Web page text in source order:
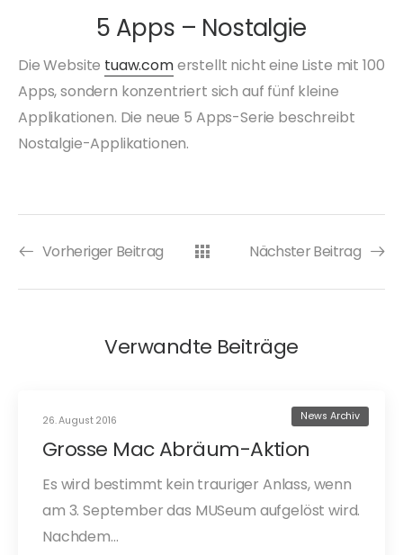
5 Apps – Nostalgie
Die Website tuaw.comerstellt nicht eine Liste mit 100
Apps, sondern konzentriert sich auf fünf kleine
Applikationen. Die neue 5 Apps-Serie beschreibt
Nostalgie-Applikationen.
Vorheriger Beitrag Nächster Beitrag
Verwandte Beiträge
26. August 2016 News Archiv
Grosse Mac Abräum-Aktion
Es wird bestimmt kein trauriger Anlass, wenn
am 3. September das MUSeum aufgelöst wird.
Nachdem…